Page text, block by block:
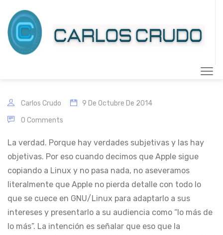
Carlos Crudo
9 De Octubre De 2014
0 Comments
La verdad. Porque hay verdades subjetivas y las hay
objetivas. Por eso cuando decimos que Apple sigue
copiando a Linux y no pasa nada, no aseveramos
literalmente que Apple no pierda detalle con todo lo
que se cuece en GNU/Linux para adaptarlo a sus
intereses y presentarlo a su audiencia como “lo más de
lo más”. La intención es señalar que eso que la